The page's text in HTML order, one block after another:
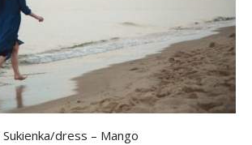
Sukienka/dress – Mango